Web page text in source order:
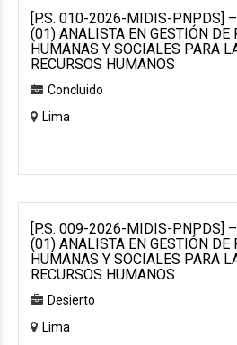
[P.S. 010-2026-MIDIS-PNPDS]
(01) ANALISTA EN GESTIÓN DE
HUMANAS Y SOCIALES PARA
RECURSOS HUMANOS
Concluido
Lima
[P.S. 009-2026-MIDIS-PNPDS]
(01) ANALISTA EN GESTIÓN DE
HUMANAS Y SOCIALES PARA
RECURSOS HUMANOS
Desierto
Lima